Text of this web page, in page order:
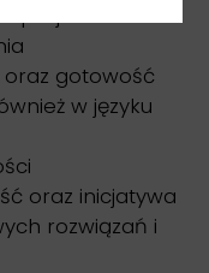
projektami
gotowość
w języku
oraz inicjatywa
rozwiązań i